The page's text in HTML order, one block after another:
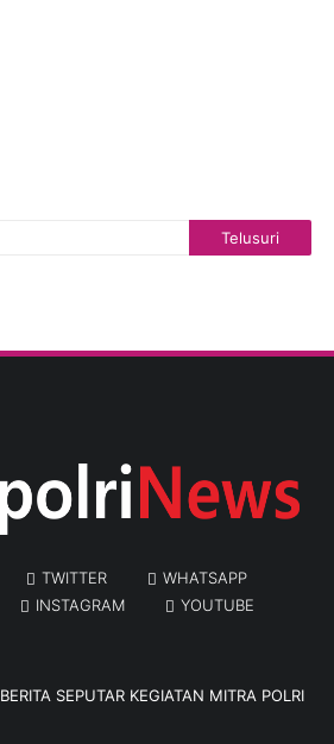
TWITTER
WHATSAPP
INSTAGRAM YOUTUBE
BERITA SEPUTAR KEGIATAN MITRA POLRI